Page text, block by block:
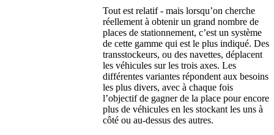
Tout est relatif - mais lorsqu’on cherche
réellement à obtenir un grand nombre de
places de stationnement, c’est un système
de cette gamme qui est le plus indiqué. Des
transstockeurs, ou des navettes, déplacent
les véhicules sur les trois axes. Les
différentes variantes répondent aux besoins
les plus divers, avec à chaque fois
l’objectif de gagner de la place pour encore
plus de véhicules en les stockant les uns à
côté ou au-dessus des autres.